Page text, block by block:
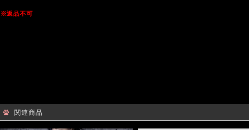
※返品不可
関連商品